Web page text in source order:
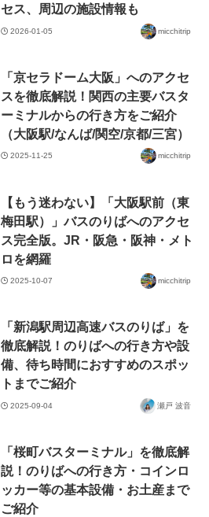
セス、周辺の施設情報も
2026-01-05 micchitrip
「京セラドーム大阪」へのアクセ
スを徹底解説！関西の主要バスタ
ーミナルからの行き方をご紹介
（大阪駅/なんば/関空/京都/三宮）
2025-11-25 micchitrip
【もう迷わない】「大阪駅前（東
梅田駅）」バスのりばへのアクセ
ス完全版。JR・阪急・阪神・メト
ロを網羅
2025-10-07 micchitrip
「新潟駅周辺高速バスのりば」を
徹底解説！のりばへの行き方や設
備、待ち時間におすすめのスポッ
トまでご紹介
2025-09-04 瀬戸 波音
「桜町バスターミナル」を徹底解
説！のりばへの行き方・コインロ
ッカー等の基本設備・お土産まで
ご紹介